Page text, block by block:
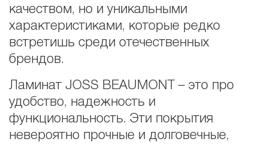
качеством, но и уникальными
характеристиками, которые редко
встретишь среди отечественных
брендов.
Ламинат JOSS BEAUMONT – это про
удобство, надежность и
функциональность. Эти покрытия
невероятно прочные и долговечные,